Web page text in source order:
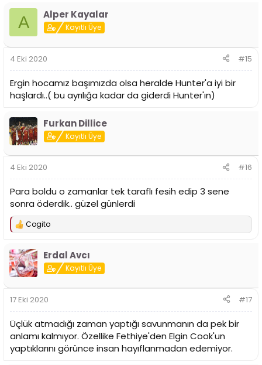
p
l
:
A Alper Kayalar
Kayıtlı Üye
4 Eki 2020 #15
Ergin hocamız başımızda olsa heralde Hunter'a iyi bir
haşlardı..( bu ayrılığa kadar da giderdi Hunter'ın)
Furkan Dillice
Kayıtlı Üye
4 Eki 2020 #16
Para boldu o zamanlar tek taraflı fesih edip 3 sene
sonra öderdik.. güzel günlerdi
T
p
k
i
l
:
Cogito
Erdal Avcı
Kayıtlı Üye
17 Eki 2020 #17
Üçlük atmadığı zaman yaptığı savunmanın da pek bir
anlamı kalmıyor. Özellike Fethiye'den Elgin Cook'un
yaptıklarını görünce insan hayıflanmadan edemiyor.